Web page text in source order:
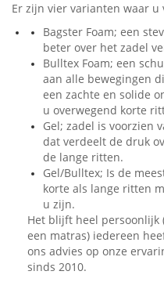
Er zijn vier varianten waar u
Bagster Foam; een
beter over het zadel
Bulltex Foam; een
aan alle bewegingen
een zachte en solide
u overwegend korte
Gel; zadel is voorzien
dat verdeelt de druk
de lange ritten.
Gel/Bulltex; Is de
korte als lange ritten
u zijn.
Het blijft heel persoonlijk
een matras) iedereen
ons advies op onze
sinds 2010.